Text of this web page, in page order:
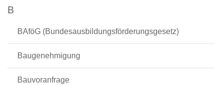
B
BAföG (Bundesausbildungsförderungsgesetz)
Baugenehmigung
Bauvoranfrage